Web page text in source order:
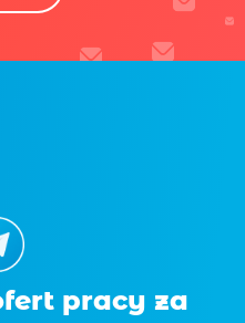
pracy za